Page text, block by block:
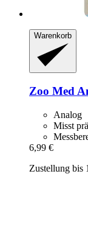
Warenkorb
Zoo Med
Analog
Misst
6,99 €
Zustellung bis